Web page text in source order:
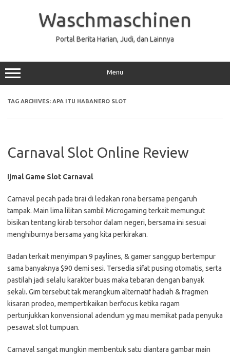
Waschmaschinen
Portal Berita Harian, Judi, dan Lainnya
Menu
TAG ARCHIVES: APA ITU HABANERO SLOT
Carnaval Slot Online Review
Ijmal Game Slot Carnaval
Carnaval pecah pada tirai di ledakan rona bersama pengaruh
tampak. Main lima lilitan sambil Microgaming terkait memungut
bisikan tentang kirab tersohor dalam negeri, bersama ini sesuai
menghiburnya bersama yang kita perkirakan.
Badan terkait menyimpan 9 paylines, & gamer sanggup bertempur
sama banyaknya $90 demi sesi. Tersedia sifat pusing otomatis, serta
pastilah jadi selalu karakter buas maka tebaran dengan banyak
sekali. Gim tersebut tak merangkum alternatif hadiah & fragmen
kisaran prodeo, mempertikaikan berfocus ketika ragam
pertunjukkan konvensional adendum yg mau memikat pada penyuka
pesawat slot tumpuan.
Carnaval sangat mungkin membentuk satu diantara gambar main